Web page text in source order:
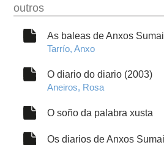
outros
As baleas de Anxos
Tarrío, Anxo
O diario do diario (2003)
Aneiros, Rosa
O soño da palabra xusta
Os diarios de Anxos